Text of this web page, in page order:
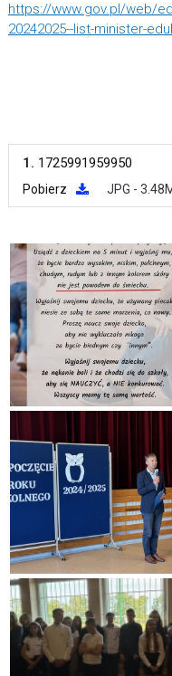
https://www.gov.pl/web/
20242025--list-minister-
1. 1725991959950
Pobierz JPG -